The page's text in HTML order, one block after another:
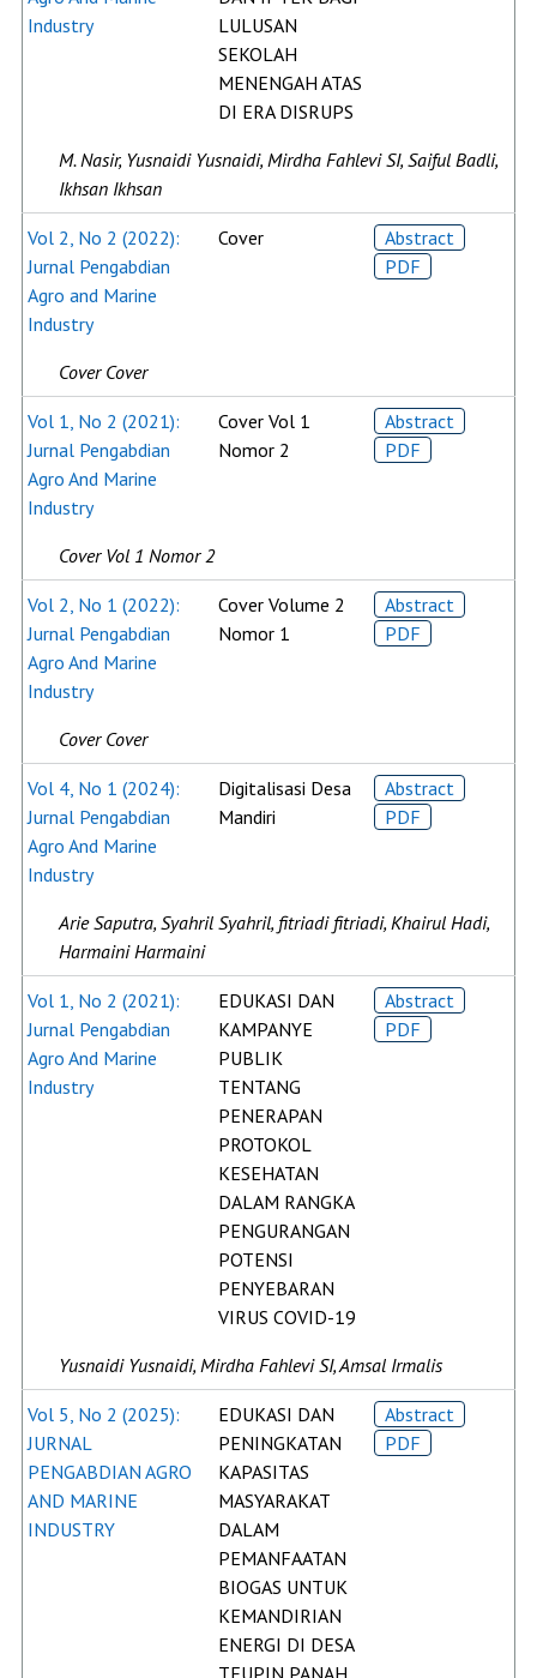
Industry
LULUSAN
SEKOLAH
MENENGAH ATAS
DI ERA DISRUPS
M. Nasir, Yusnaidi Yusnaidi, Mirdha Fahlevi SI, Saiful Badli,
Ikhsan Ikhsan
Vol 2, No 2 (2022):
Jurnal Pengabdian
Agro and Marine
Industry
Cover
Abstract
PDF
Cover Cover
Vol 1, No 2 (2021):
Jurnal Pengabdian
Agro And Marine
Industry
Cover Vol 1
Nomor 2
Abstract
PDF
Cover Vol 1 Nomor 2
Vol 2, No 1 (2022):
Jurnal Pengabdian
Agro And Marine
Industry
Cover Volume 2
Nomor 1
Abstract
PDF
Cover Cover
Vol 4, No 1 (2024):
Jurnal Pengabdian
Agro And Marine
Industry
Digitalisasi Desa
Mandiri
Abstract
PDF
Arie Saputra, Syahril Syahril, fitriadi fitriadi, Khairul Hadi,
Harmaini Harmaini
Vol 1, No 2 (2021):
Jurnal Pengabdian
Agro And Marine
Industry
EDUKASI DAN
KAMPANYE
PUBLIK
TENTANG
PENERAPAN
PROTOKOL
KESEHATAN
DALAM RANGKA
PENGURANGAN
POTENSI
PENYEBARAN
VIRUS COVID-19
Abstract
PDF
Yusnaidi Yusnaidi, Mirdha Fahlevi SI, Amsal Irmalis
Vol 5, No 2 (2025):
JURNAL
PENGABDIAN AGRO
AND MARINE
INDUSTRY
EDUKASI DAN
PENINGKATAN
KAPASITAS
MASYARAKAT
DALAM
PEMANFAATAN
BIOGAS UNTUK
KEMANDIRIAN
ENERGI DI DESA
Abstract
PDF